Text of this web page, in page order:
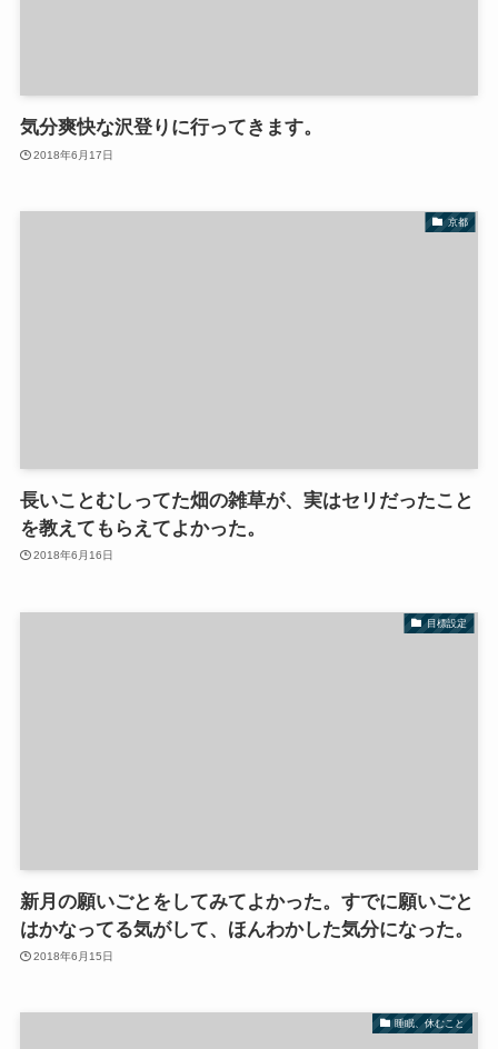
気分爽快な沢登りに行ってきます。
2018年6月17日
京都
長いことむしってた畑の雑草が、実はセリだったこと
を教えてもらえてよかった。
2018年6月16日
目標設定
新月の願いごとをしてみてよかった。すでに願いごと
はかなってる気がして、ほんわかした気分になった。
2018年6月15日
睡眠、休むこと